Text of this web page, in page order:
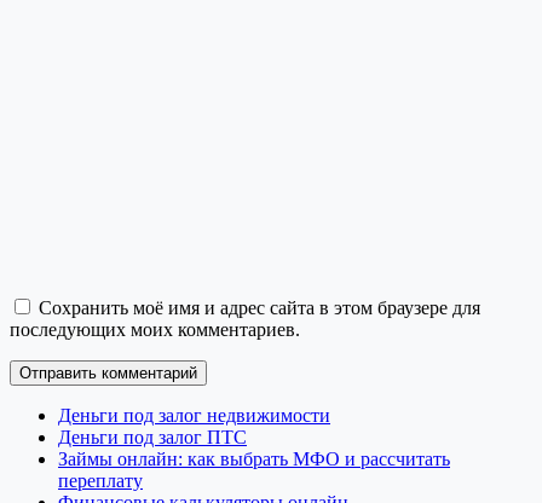
Сохранить моё имя и адрес сайта в этом браузере для
последующих моих комментариев.
Деньги под залог недвижимости
Деньги под залог ПТС
Займы онлайн: как выбрать МФО и рассчитать
переплату